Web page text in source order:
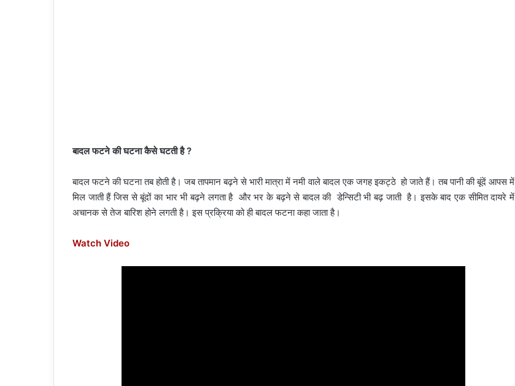
बादल फटने की घटना कैसे घटती है ?
बादल फटने की घटना तब होती है। जब तापमान बढ़ने से भारी मात्रा में नमी वाले बादल एक जगह इकट्ठे हो जाते हैं। तब पानी की बूंदें आपस में
मिल जाती हैं जिस से बूंदों का भार भी बढ़ने लगता है और भर के बढ़ने से बादल की डेन्सिटी भी बढ़ जाती है। इसके बाद एक सीमित दायरे में
अचानक से तेज बारिश होने लगती है। इस प्रक्रिया को ही बादल फटना कहा जाता है।
Watch Video